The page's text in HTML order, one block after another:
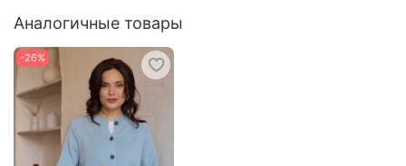
Аналогичные товары
-26%